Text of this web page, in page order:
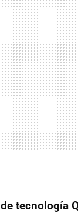
tecnología